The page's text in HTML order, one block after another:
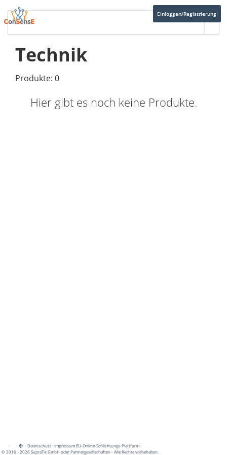
Einloggen/Registrierung
Technik
Produkte: 0
Hier gibt es noch keine Produkte.
· · ·Datenschutz·Impressum EU-Online-Schlichtungs-Plattform·
© 2016 - 2026 SupraTix GmbH oder Partnergesellschaften - Alle Rechte vorbehalten.